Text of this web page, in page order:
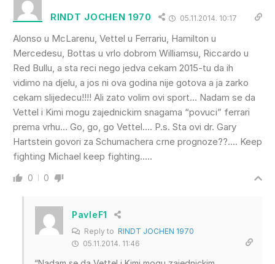
RINDT JOCHEN 1970 05.11.2014. 10:17
Alonso u McLarenu, Vettel u Ferrariu, Hamilton u
Mercedesu, Bottas u vrlo dobrom Williamsu, Riccardo u
Red Bullu, a sta reci nego jedva cekam 2015-tu da ih
vidimo na djelu, a jos ni ova godina nije gotova a ja zarko
cekam slijedecu!!!! Ali zato volim ovi sport… Nadam se da
Vettel i Kimi mogu zajednickim snagama “povuci” ferrari
prema vrhu… Go, go, go Vettel…. P.s. Sta ovi dr. Gary
Hartstein govori za Schumachera crne prognoze??…. Keep
fighting Michael keep fighting…..
0 0
PavleF1
Reply to RINDT JOCHEN 1970
05.11.2014. 11:46